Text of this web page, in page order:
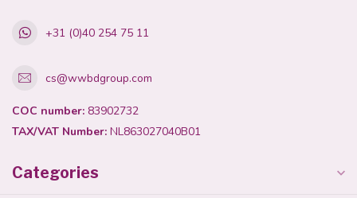
+31 (0)40 254 75 11
cs@wwbdgroup.com
COC number: 83902732
TAX/VAT Number: NL863027040B01
Categories